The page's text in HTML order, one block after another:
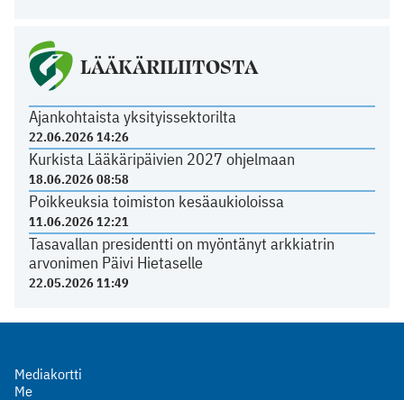
LÄÄKÄRILIITOSTA
Ajankohtaista yksityissektorilta
22.06.2026 14:26
Kurkista Lääkäripäivien 2027 ohjelmaan
18.06.2026 08:58
Poikkeuksia toimiston kesäaukioloissa
11.06.2026 12:21
Tasavallan presidentti on myöntänyt arkkiatrin
arvonimen Päivi Hietaselle
22.05.2026 11:49
Mediakortti
Me